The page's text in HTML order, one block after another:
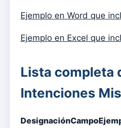
Modo oscuro
Configurar una cuenta
Formularios de inscripción
Ejemplo en Word que
Ejemplo en Excel que
Lista completa
Intenciones
DesignaciónCampo